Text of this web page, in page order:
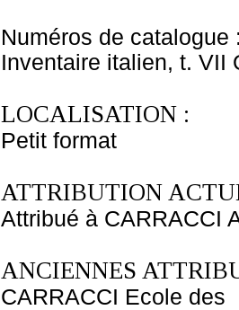
Numéros de catalogue
Inventaire italien, t. VII
LOCALISATION :
Petit format
ATTRIBUTION
Attribué à CARRACCI
ANCIENNES
CARRACCI Ecole des